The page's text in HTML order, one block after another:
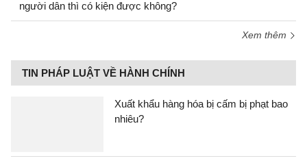
người dân thì có kiện được không?
Xem thêm
TIN PHÁP LUẬT VỀ HÀNH CHÍNH
Xuất khẩu hàng hóa bị cấm bị phạt bao
nhiêu?